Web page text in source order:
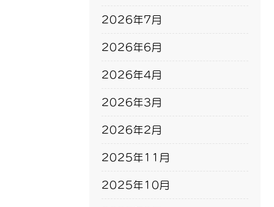
2026年7月
2026年6月
2026年4月
2026年3月
2026年2月
2025年11月
2025年10月